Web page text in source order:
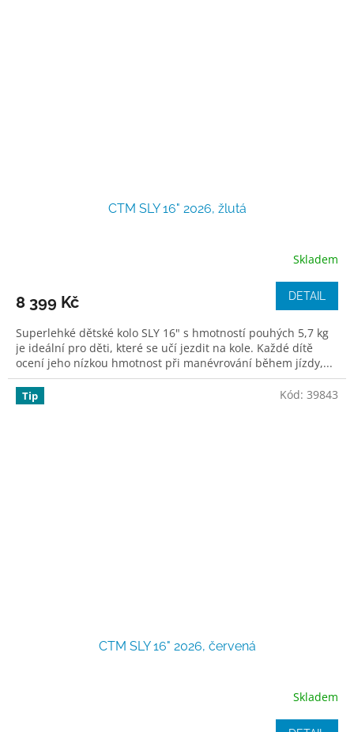
CTM SLY 16" 2026, žlutá
Skladem
8 399 Kč DETAIL
Superlehké dětské kolo SLY 16" s hmotností pouhých 5,7 kg
je ideální pro děti, které se učí jezdit na kole. Každé dítě
ocení jeho nízkou hmotnost při manévrování během jízdy,...
Tip
CTM SLY 16" 2026, červená
Skladem
Kód: 39843